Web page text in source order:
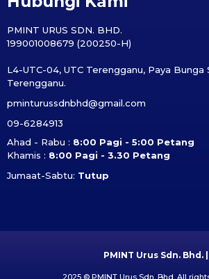
PMINT URUS SDN. BHD.
199001008679 (200250-H)
L4-UTC-04, UTC Terengganu, Paya Bunga
Terengganu.
pminturussdnbhd@gmail.com
09-6284913
Ahad - Rabu : 8:00 Pagi - 5:00 Petang
Khamis : 8:00 Pagi - 3.30 Petang
Jumaat-Sabtu: Tutup
PMINT Urus Sdn. Bhd. |